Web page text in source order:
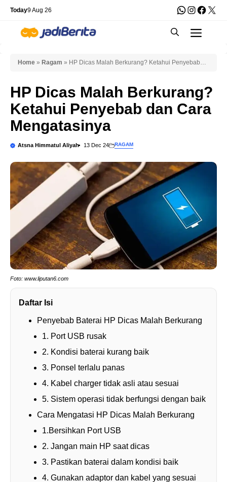
Skip
content
Today9 Aug 26 WhatsApp
X
Home » Ragam » HP Dicas Malah Berkurang? Ketahui Penyebab
HP Dicas Malah Berkurang?
Ketahui Penyebab dan Cara
Mengatasinya
Atsna Himmatul Aliyah 13 Dec 24 RAGAM
Foto: www.liputan6.com
Daftar Isi
Penyebab Baterai HP Dicas Malah Berkurang
1. Port USB rusak
2. Kondisi baterai kurang baik
3. Ponsel terlalu panas
4. Kabel charger tidak asli atau sesuai
5. Sistem operasi tidak berfungsi dengan baik
Cara Mengatasi HP Dicas Malah Berkurang
1.Bersihkan Port USB
2. Jangan main HP saat dicas
3. Pastikan baterai dalam kondisi baik
4. Gunakan adaptor dan kabel yang sesuai